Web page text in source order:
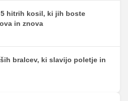
hitrih kosil, ki jih boste
in znova
bralcev, ki slavijo poletje in